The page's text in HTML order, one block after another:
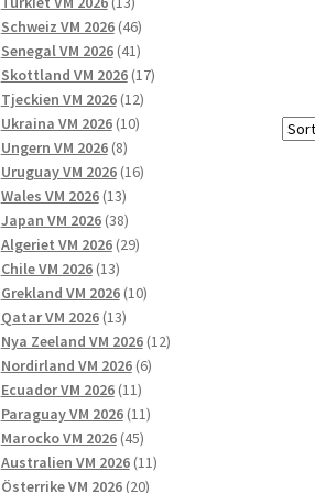
produkter
Schweiz VM 2026 4646
produkter
Senegal VM 2026 4141
produkter
Skottland VM 2026 1717
Tjeckien VM 2026 1212
produkter
Ukraina VM 2026 1010
Ungern VM 2026 88
produkter
Uruguay VM 2026 1616
Wales VM 2026 1313
produkter
Japan VM 2026 3838
produkter
Algeriet VM 2026 2929
Chile VM 2026 1313
produkter
Grekland VM 2026 1010
Qatar VM 2026 1313
produkter
Nya Zeeland VM 2026 1212
Nordirland VM 2026 66
Ecuador VM 2026 1111
produkter
Paraguay VM 2026 1111
Marocko VM 2026 4545
produkter
Australien VM 2026 1111
Österrike VM 2026 2020